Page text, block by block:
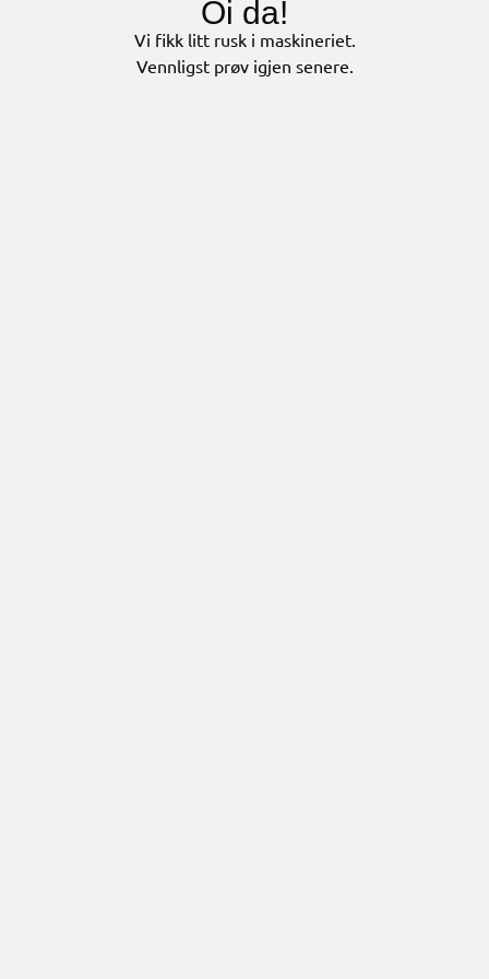
Oi da!
Vi fikk litt rusk i maskineriet.
Vennligst prøv igjen senere.